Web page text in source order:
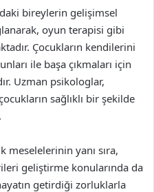
bireylerin gelişimsel
oyun terapisi gibi
Çocukların kendilerini
ile başa çıkmaları için
Uzman psikologlar,
sağlıklı bir şekilde
meselelerinin yanı sıra,
geliştirme konularında da
getirdiği zorluklarla